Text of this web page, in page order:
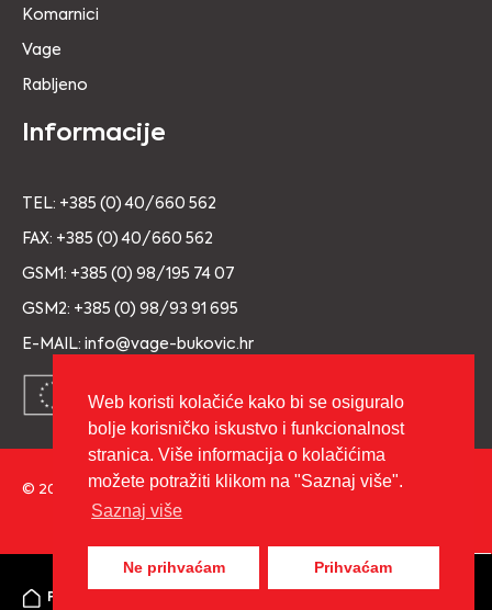
Početna
Komarnici
Vage
Rabljeno
Informacije
TEL: +385 (0) 40/660 562
FAX: +385 (0) 40/660 562
GSM1: +385 (0) 98/195 74 07
GSM2: +385 (0) 98/93 91 695
E-MAIL: info@vage-bukovic.hr
© 2026 Copyright VAGE BUKOVIĆ d.o.o. Sva prava pridržana.
Izrada:
Web koristi kolačiće kako bi se osiguralo
bolje korisničko iskustvo i funkcionalnost
stranica. Više informacija o kolačićima
možete potražiti klikom na "Saznaj više".
Saznaj više
Ne prihvaćam Prihvaćam